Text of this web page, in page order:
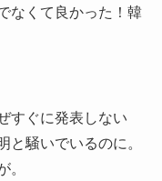
なくて良かった！韓
すぐに発表しない
と騒いでいるのに。
。